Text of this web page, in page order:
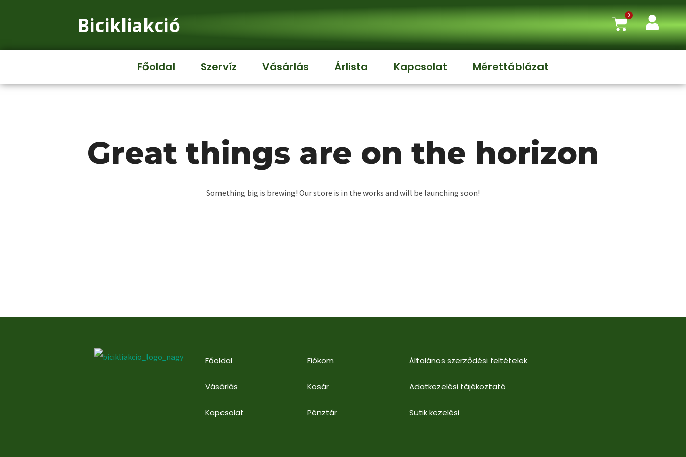
Bicikliakció 0
Főoldal Szervíz Vásárlás Árlista Kapcsolat Mérettáblázat
Great things are on the horizon
Something big is brewing! Our store is in the works and will be launching soon!
Főoldal
Vásárlás
Kapcsolat
Fiókom
Kosár
Pénztár
Általános szerződési feltételek
Adatkezelési tájékoztató
Sütik kezelési